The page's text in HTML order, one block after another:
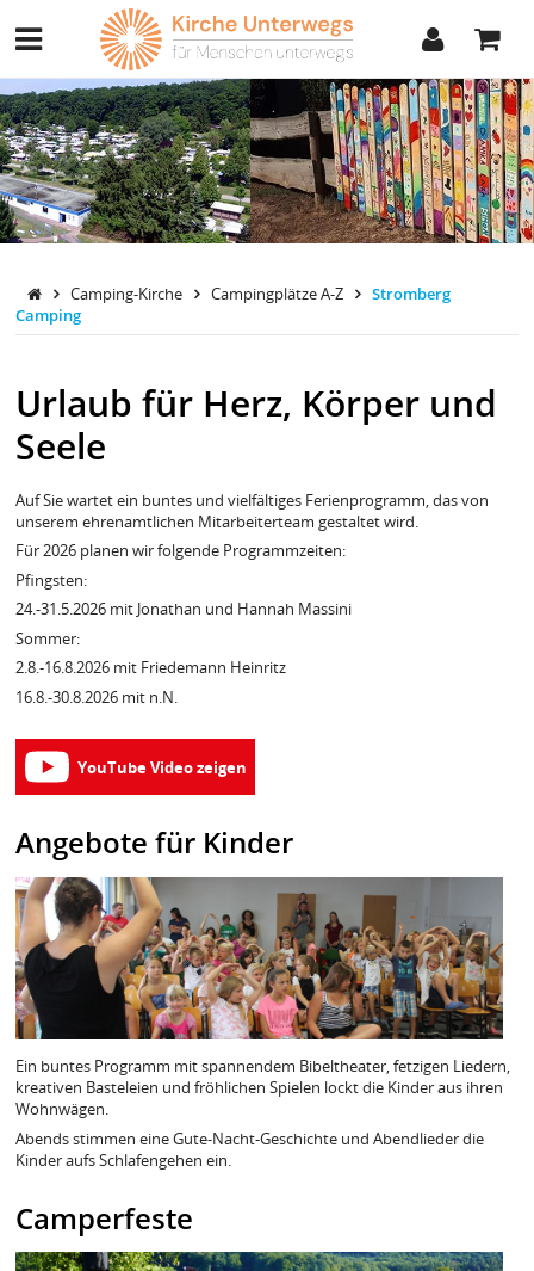
Camping-Kirche Campingplätze A-Z
Stromberg
Camping
Urlaub für Herz, Körper und
Seele
Auf Sie wartet ein buntes und vielfältiges Ferienprogramm, das von
unserem ehrenamtlichen Mitarbeiterteam gestaltet wird.
Für 2026 planen wir folgende Programmzeiten:
Pfingsten:
24.-31.5.2026 mit Jonathan und Hannah Massini
Sommer:
2.8.-16.8.2026 mit Friedemann Heinritz
16.8.-30.8.2026 mit n.N.
YouTube Video zeigen
Angebote für Kinder
Ein buntes Programm mit spannendem Bibeltheater, fetzigen Liedern,
kreativen Basteleien und fröhlichen Spielen lockt die Kinder aus ihren
Wohnwägen.
Abends stimmen eine Gute-Nacht-Geschichte und Abendlieder die
Kinder aufs Schlafengehen ein.
Camperfeste